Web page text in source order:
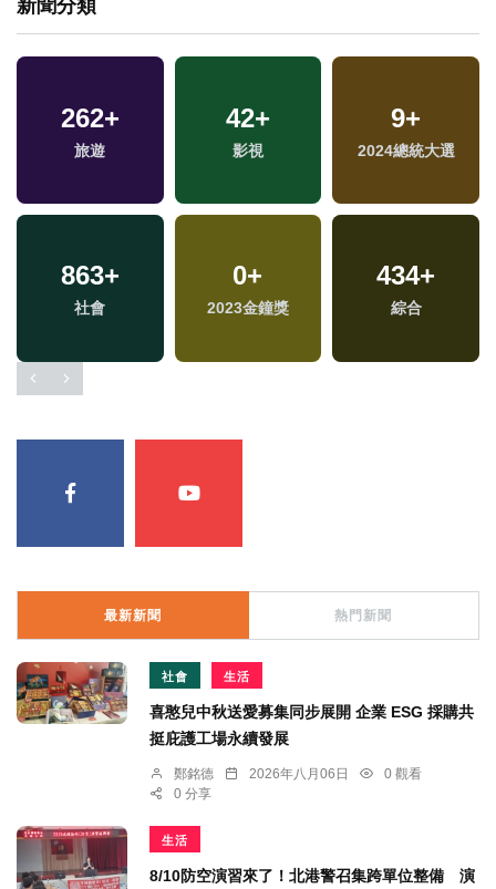
新聞分類
262+
旅遊
42+
影視
9+
2024總統大選
863+
社會
0+
2023金鐘獎
434+
綜合
最新新聞 熱門新聞
社會 生活
喜憨兒中秋送愛募集同步展開 企業 ESG 採購共
挺庇護工場永續發展
鄭銘德 2026年八月06日
0 觀看
0 分享
生活
8/10防空演習來了！北港警召集跨單位整備 演